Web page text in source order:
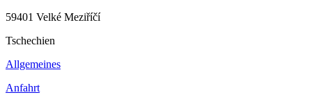
59401 Velké Meziříčí
Tschechien
Allgemeines
Anfahrt